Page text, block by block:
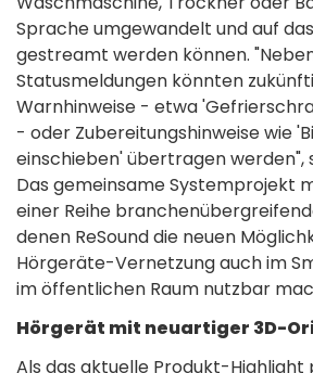
Sprache umgewandelt und auf
gestreamt werden können.
Statusmeldungen könnten
Warnhinweise - etwa
- oder Zubereitungshinweise wie
einschieben' übertragen werden",
Das gemeinsame Systemprojekt
einer Reihe
denen ReSound die neuen
Hörgeräte-Vernetzung auch im
im öffentlichen Raum nutzbar
Hörgerät mit neuartiger 3D-
Als das aktuelle Produkt-